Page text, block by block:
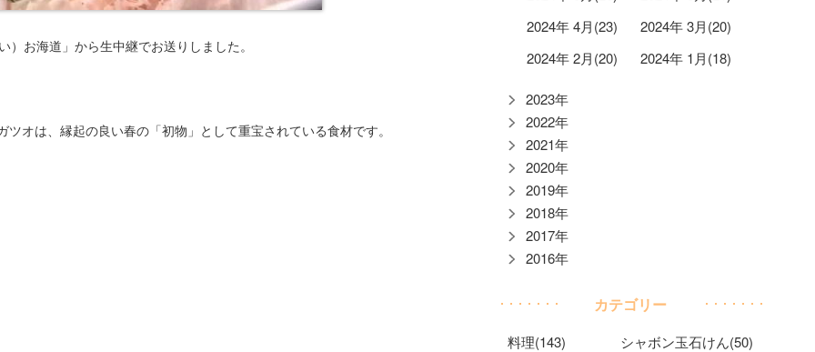
お海道」から生中継でお送りしました。
ツオは、縁起の良い春の「初物」として重宝されている食材です。
2024年 4月(23)
2024年 3月(20)
2024年 2月(20)
2024年 1月(18)
2023年
2022年
2021年
2020年
2019年
2018年
2017年
2016年
カテゴリー
料理(143)
シャボン玉石けん(50)